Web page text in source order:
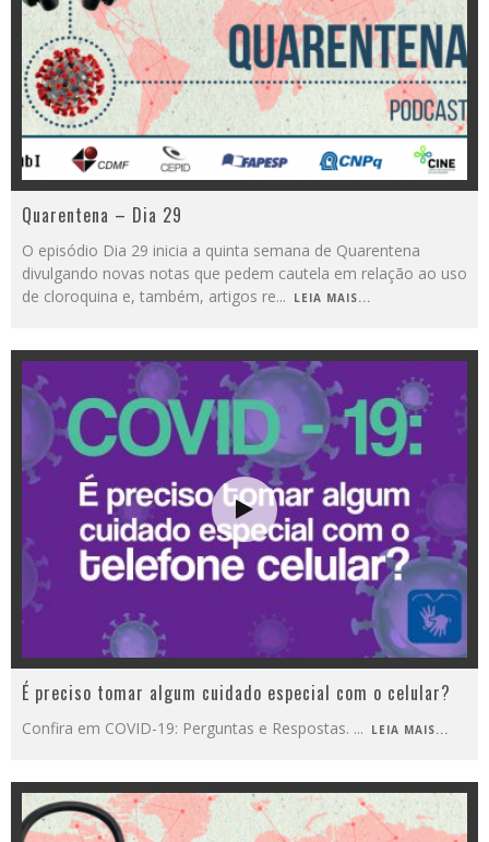
Quarentena – Dia 29
O episódio Dia 29 inicia a quinta semana de Quarentena
divulgando novas notas que pedem cautela em relação ao uso
de cloroquina e, também, artigos re... LEIA MAIS...
É preciso tomar algum cuidado especial com o celular?
Confira em COVID-19: Perguntas e Respostas. ... LEIA MAIS...